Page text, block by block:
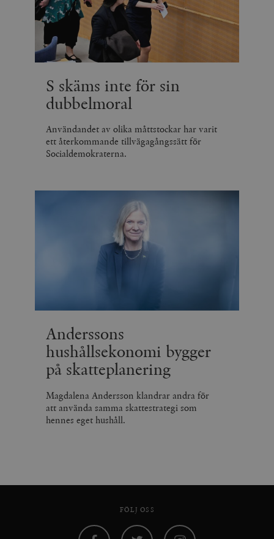
S skäms inte för sin
dubbelmoral
Användandet av olika måttstockar har varit
ett återkommande tillvägagångssätt för
Socialdemokraterna.
Anderssons
hushållsekonomi bygger
på skatteplanering
Magdalena Andersson klandrar andra för
att använda samma skattestrategi som
hennes eget hushåll.
FÖLJ OSS